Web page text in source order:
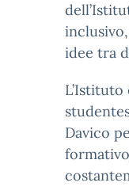
idee tra
Davico